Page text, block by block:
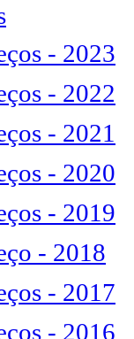
- 2023
- 2022
- 2021
- 2020
- 2019
- 2018
- 2017
- 2016